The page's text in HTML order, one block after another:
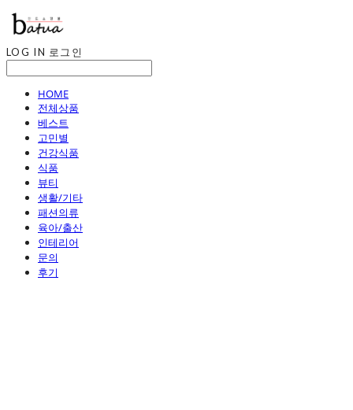
LOG IN 로그인
HOME
전체상품
베스트
고민별
건강식품
식품
뷰티
생활/기타
패션의류
육아/출산
인테리어
문의
후기